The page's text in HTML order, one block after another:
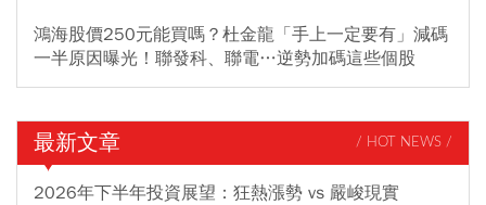
鴻海股價250元能買嗎？杜金龍「手上一定要有」減碼
一半原因曝光！聯發科、聯電…逆勢加碼這些個股
最新文章 / HOT NEWS /
2026年下半年投資展望：狂熱漲勢 vs 嚴峻現實